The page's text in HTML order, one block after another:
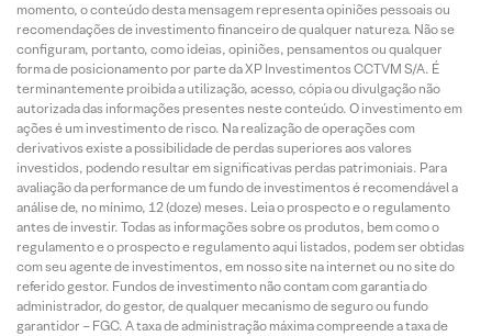
momento, o conteúdo desta mensagem representa opiniões pessoais ou
recomendações de investimento financeiro de qualquer natureza. Não se
configuram, portanto, como ideias, opiniões, pensamentos ou qualquer
forma de posicionamento por parte da XP Investimentos CCTVM S/A. É
terminantemente proibida a utilização, acesso, cópia ou divulgação não
autorizada das informações presentes neste conteúdo. O investimento em
ações é um investimento de risco. Na realização de operações com
derivativos existe a possibilidade de perdas superiores aos valores
investidos, podendo resultar em significativas perdas patrimoniais. Para
avaliação da performance de um fundo de investimentos é recomendável a
análise de, no mínimo, 12 (doze) meses. Leia o prospecto e o regulamento
antes de investir. Todas as informações sobre os produtos, bem como o
regulamento e o prospecto e regulamento aqui listados, podem ser obtidas
com seu agente de investimentos, em nosso site na internet ou no site do
referido gestor. Fundos de investimento não contam com garantia do
administrador, do gestor, de qualquer mecanismo de seguro ou fundo
garantidor – FGC. A taxa de administração máxima compreende a taxa de